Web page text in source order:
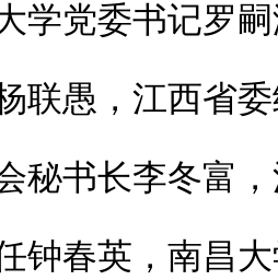
学党委书记罗
联愚，江西省
秘书长李冬富
钟春英，南昌